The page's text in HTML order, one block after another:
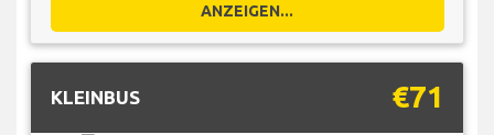
ANZEIGEN...
KLEINBUS €71